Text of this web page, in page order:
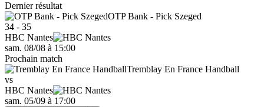
Dernier résultat
OTP Bank - Pick Szeged
34 - 35
HBC Nantes
sam. 08/08 à 15:00
Prochain match
Tremblay En France Handball
vs
HBC Nantes
sam. 05/09 à 17:00